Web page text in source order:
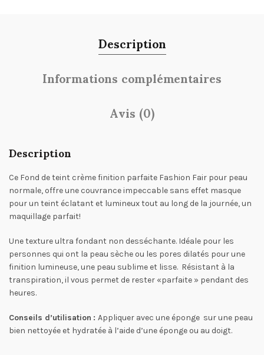
Description
Informations complémentaires
Avis (0)
Description
Ce Fond de teint crème finition parfaite Fashion Fair pour peau
normale, offre une couvrance impeccable sans effet masque
pour un teint éclatant et lumineux tout au long de la journée, un
maquillage parfait!
Une texture ultra fondant non desséchante. Idéale pour les
personnes qui ont la peau sèche ou les pores dilatés pour une
finition lumineuse, une peau sublime et lisse. Résistant à la
transpiration, il vous permet de rester «parfaite » pendant des
heures.
Conseils d’utilisation : Appliquer avec une éponge sur une peau
bien nettoyée et hydratée à l’aide d’une éponge ou au doigt.